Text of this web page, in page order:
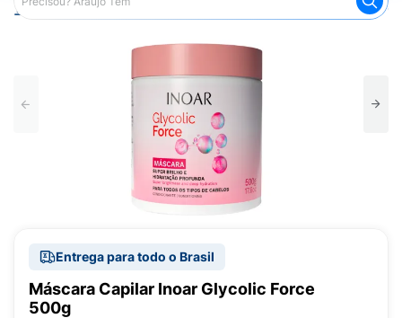
Araujo Cabelo Máscaras
Entrega para todo o Brasil
Máscara Capilar Inoar Glycolic Force
500g